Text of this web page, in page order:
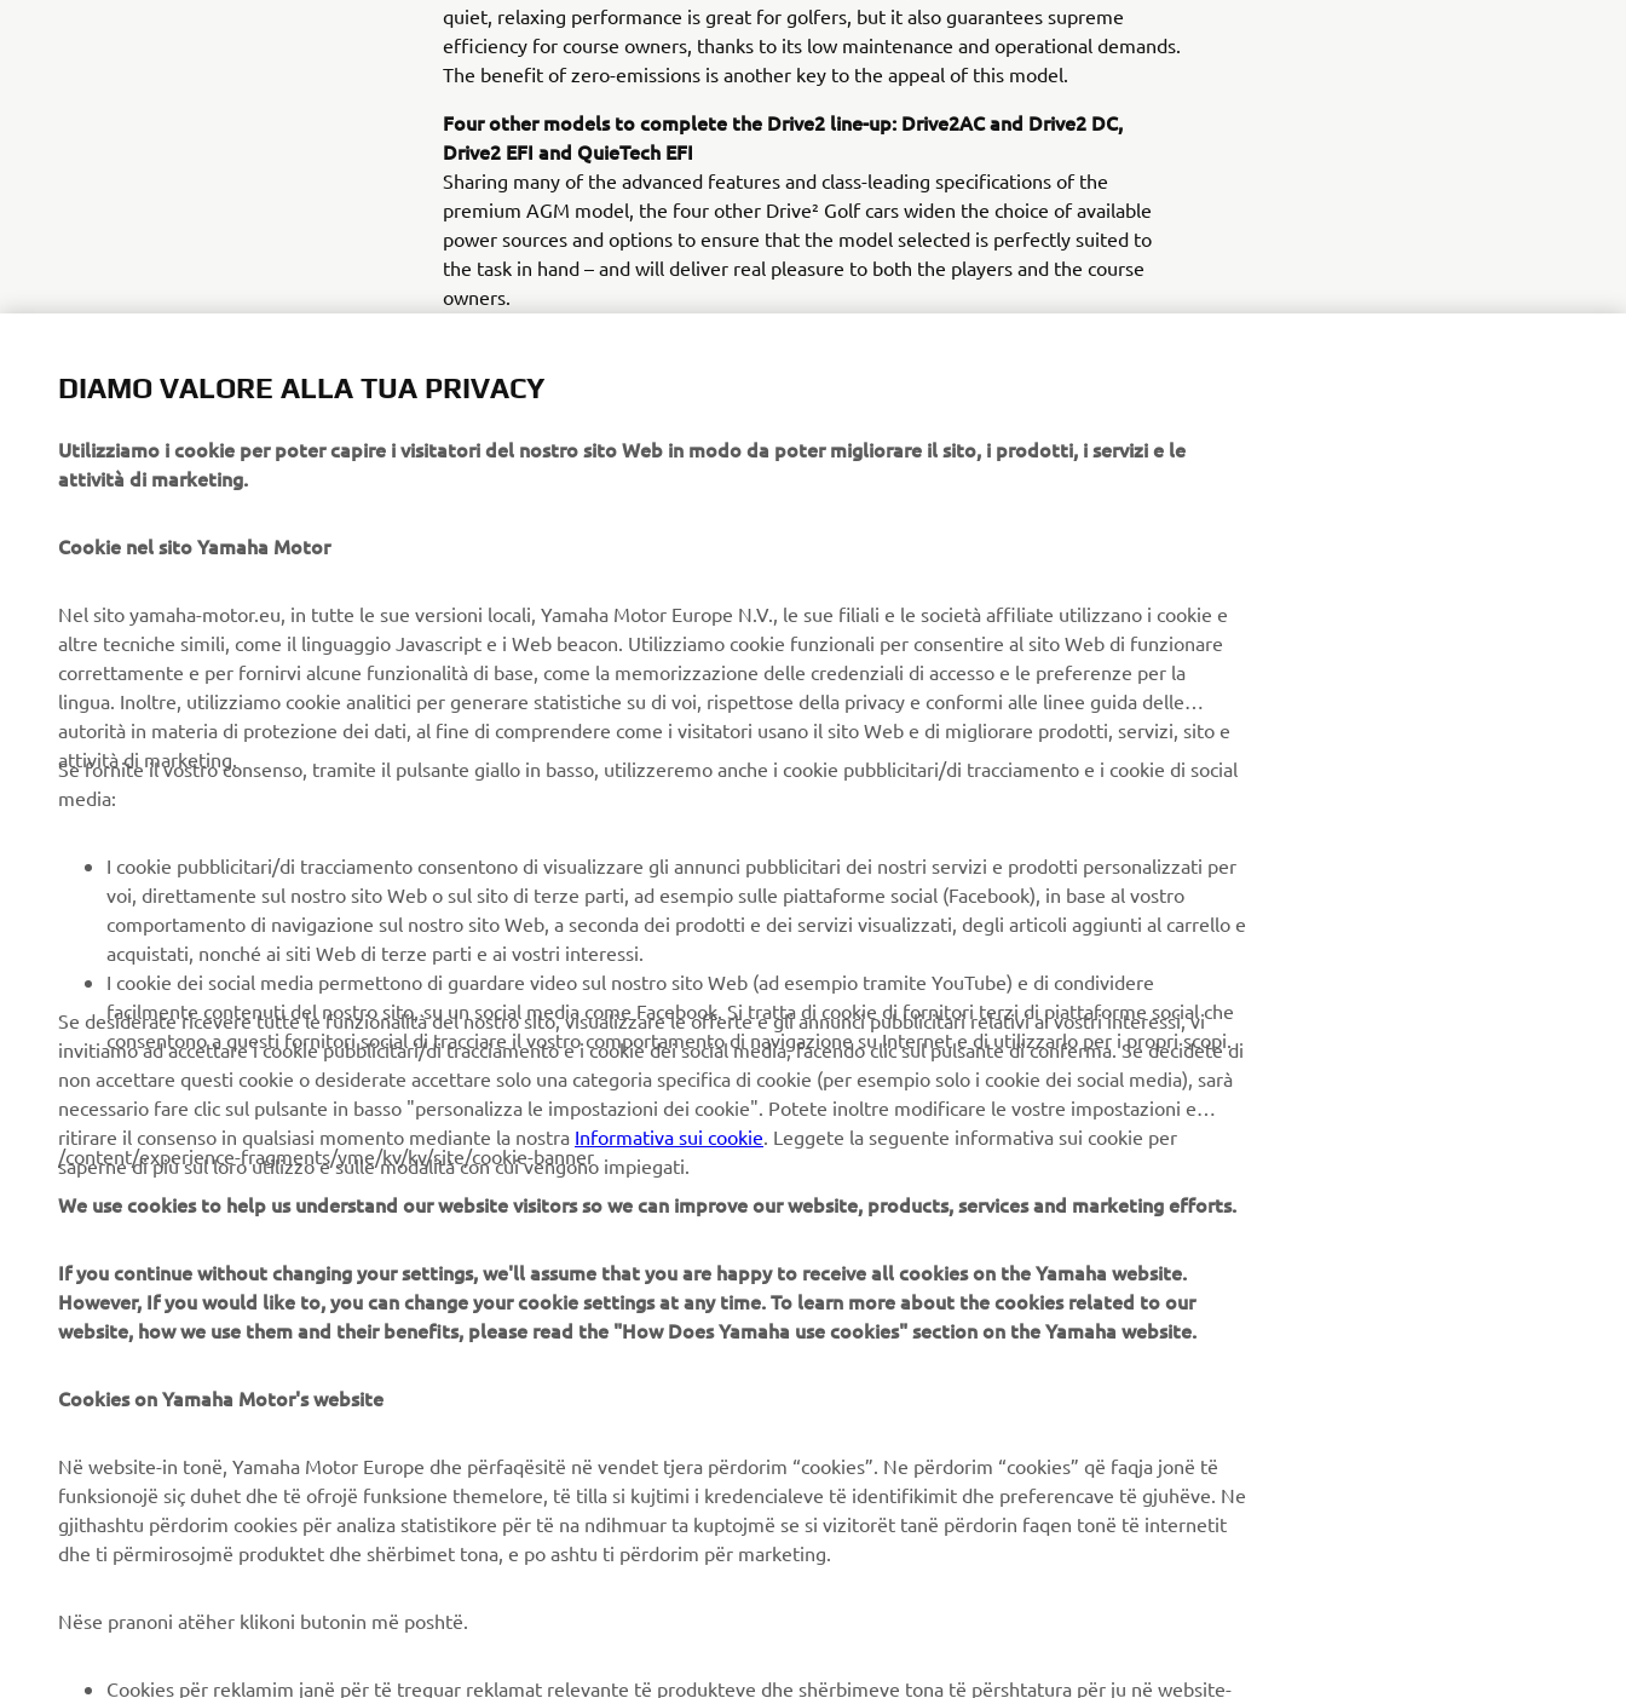
quiet, relaxing performance is great for golfers, but it also guarantees supreme
efficiency for course owners, thanks to its low maintenance and operational demands.
The benefit of zero-emissions is another key to the appeal of this model.
Four other models to complete the Drive2 line-up: Drive2AC and Drive2 DC,
Drive2 EFI and QuieTech EFI
Sharing many of the advanced features and class-leading specifications of the
premium AGM model, the four other Drive² Golf cars widen the choice of available
power sources and options to ensure that the model selected is perfectly suited to
the task in hand – and will deliver real pleasure to both the players and the course
owners.
Yamaha Utility vehicles offer the versatility, user-friendliness and durability that
professional operators need and are designed to handle everything from site
electric propulsion - or a petrol unit that delivers great economy and smoothness.
YamaTrack® - Available on all Drive2 AC models from February 2021
Designed not only to introduce new levels of efficiency to golf course control and
management, but also to offer players a serious enjoyment upgrade, the exclusive
new GPS-based YamaTrack® system brings sophisticated geofencing software on
with YamaTrack® helping with everything from the scheduling of rounds and speed of
play, to maintenance and security.
DISCOVER THE RANGE
CORPORATE
News
Brochures
Lavora con noi
Lavora presso una
B2B
NEO's Delivery
Campi da golf
Scuole guida
PIÙ YAMAHA
Yamaha Motor Global
Yamaha Blog
Applicazioni mobili
SUPPORTO
Prenota la manutenzione
Concessionari ufficiali
NEWSLETTER
Conoscerai in anteprima le ultime offerte, gli eventi speciali, le
Leggi la nostra Informativa sulla privacy per sapere come
trattiamo i tuoi dati personali:
DIAMO VALORE ALLA TUA PRIVACY
Utilizziamo i cookie per poter capire i visitatori del nostro sito Web in modo da poter migliorare il sito, i prodotti, i servizi e le
attività di marketing.
Cookie nel sito Yamaha Motor
Nel sito yamaha-motor.eu, in tutte le sue versioni locali, Yamaha Motor Europe N.V., le sue filiali e le società affiliate utilizzano i cookie e
altre tecniche simili, come il linguaggio Javascript e i Web beacon. Utilizziamo cookie funzionali per consentire al sito Web di funzionare
correttamente e per fornirvi alcune funzionalità di base, come la memorizzazione delle credenziali di accesso e le preferenze per la
lingua. Inoltre, utilizziamo cookie analitici per generare statistiche su di voi, rispettose della privacy e conformi alle linee guida delle
autorità in materia di protezione dei dati, al fine di comprendere come i visitatori usano il sito Web e di migliorare prodotti, servizi, sito e
attività di marketing.
Se fornite il vostro consenso, tramite il pulsante giallo in basso, utilizzeremo anche i cookie pubblicitari/di tracciamento e i cookie di social
media:
I cookie pubblicitari/di tracciamento consentono di visualizzare gli annunci pubblicitari dei nostri servizi e prodotti personalizzati per
voi, direttamente sul nostro sito Web o sul sito di terze parti, ad esempio sulle piattaforme social (Facebook), in base al vostro
comportamento di navigazione sul nostro sito Web, a seconda dei prodotti e dei servizi visualizzati, degli articoli aggiunti al carrello e
acquistati, nonché ai siti Web di terze parti e ai vostri interessi.
I cookie dei social media permettono di guardare video sul nostro sito Web (ad esempio tramite YouTube) e di condividere
facilmente contenuti del nostro sito, su un social media come Facebook. Si tratta di cookie di fornitori terzi di piattaforme social che
consentono a questi fornitori social di tracciare il vostro comportamento di navigazione su Internet e di utilizzarlo per i propri scopi.
Se desiderate ricevere tutte le funzionalità del nostro sito, visualizzare le offerte e gli annunci pubblicitari relativi ai vostri interessi, vi
invitiamo ad accettare i cookie pubblicitari/di tracciamento e i cookie dei social media, facendo clic sul pulsante di conferma. Se decidete di
non accettare questi cookie o desiderate accettare solo una categoria specifica di cookie (per esempio solo i cookie dei social media), sarà
necessario fare clic sul pulsante in basso "personalizza le impostazioni dei cookie". Potete inoltre modificare le vostre impostazioni e
ritirare il consenso in qualsiasi momento mediante la nostra Informativa sui cookie. Leggete la seguente informativa sui cookie per
saperne di più sul loro utilizzo e sulle modalità con cui vengono impiegati.
/content/experience-fragments/yme/kv/kv/site/cookie-banner
We use cookies to help us understand our website visitors so we can improve our website, products, services and marketing efforts.
If you continue without changing your settings, we'll assume that you are happy to receive all cookies on the Yamaha website.
However, If you would like to, you can change your cookie settings at any time. To learn more about the cookies related to our
website, how we use them and their benefits, please read the "How Does Yamaha use cookies" section on the Yamaha website.
Cookies on Yamaha Motor's website
Në website-in tonë, Yamaha Motor Europe dhe përfaqësitë në vendet tjera përdorim “cookies”. Ne përdorim “cookies” që faqja jonë të
funksionojë siç duhet dhe të ofrojë funksione themelore, të tilla si kujtimi i kredencialeve të identifikimit dhe preferencave të gjuhëve. Ne
gjithashtu përdorim cookies për analiza statistikore për të na ndihmuar ta kuptojmë se si vizitorët tanë përdorin faqen tonë të internetit
dhe ti përmirosojmë produktet dhe shërbimet tona, e po ashtu ti përdorim për marketing.
Nëse pranoni atëher klikoni butonin më poshtë.
Cookies për reklamim janë për të treguar reklamat relevante të produkteve dhe shërbimeve tona të përshtatura për ju në website-